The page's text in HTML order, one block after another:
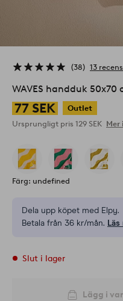
38 13
WAVES handduk 50x70
77 SEK
Outlet
Ursprungligt pris 129 SEK Mer
Färg: undefined
Dela upp köpet med Elpy.
Betala från 36 kr/mån.
Slut i lager
Lägg i